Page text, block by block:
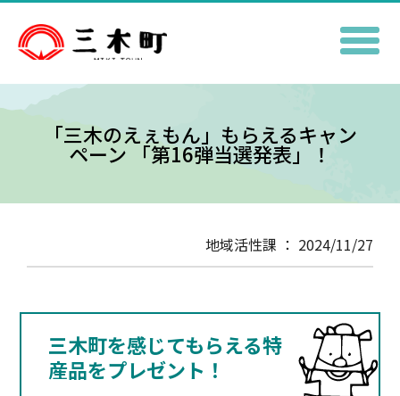
「三木のえぇもん」もらえるキャン
ペーン 「第16弾当選発表」！
地域活性課 ： 2024/11/27
三木町を感じてもらえる特
産品をプレゼント！